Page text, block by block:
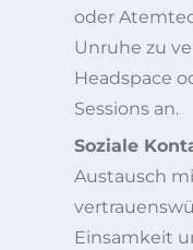
oder
Unruhe zu
Headspace
Sessions an.
Soziale
Austausch
Einsamkeit